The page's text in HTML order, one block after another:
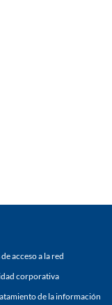
acceso a la red
corporativa
de la información